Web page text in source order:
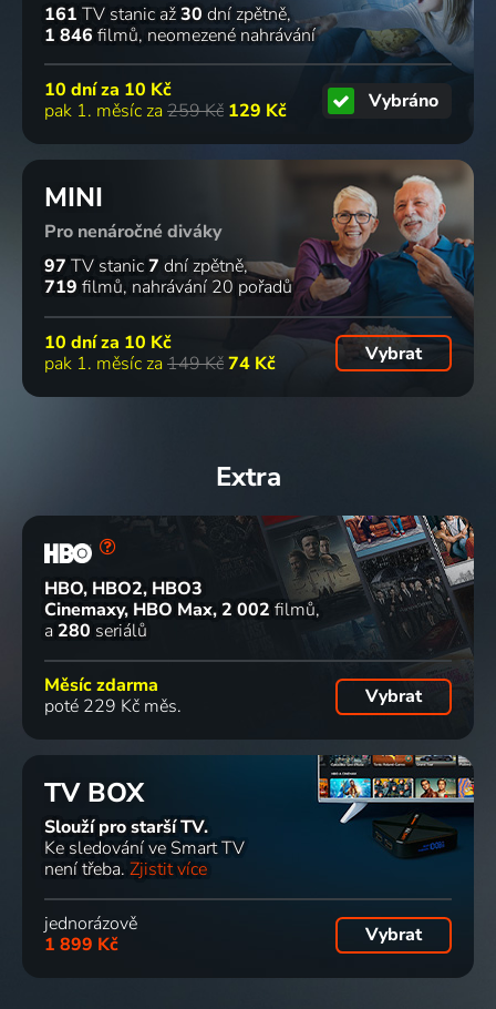
161 TV stanic až30 dní zpětně
1 846 filmů neomezené nahrávání
10 dní za 10 Kč
pak 1. měsíc za 259 Kč 129 Kč Vybráno
MINI
Pro nenáročné diváky
97 TV stanic7 dní zpětně
719 filmů nahrávání 20 pořadů
10 dní za 10 Kč
pak 1. měsíc za 149 Kč74 Kč Vybrat
Extra
HBO, HBO2, HBO3
Cinemaxy, HBO Max 2 002 filmů
a 280 seriálů
Měsíc zdarma
poté 229 Kč měs.
Vybrat
TV BOX
Slouží pro starší TV.
Ke sledování ve Smart TV
není třeba. Zjistit více
jednorázově
1 899 Kč
Vybrat